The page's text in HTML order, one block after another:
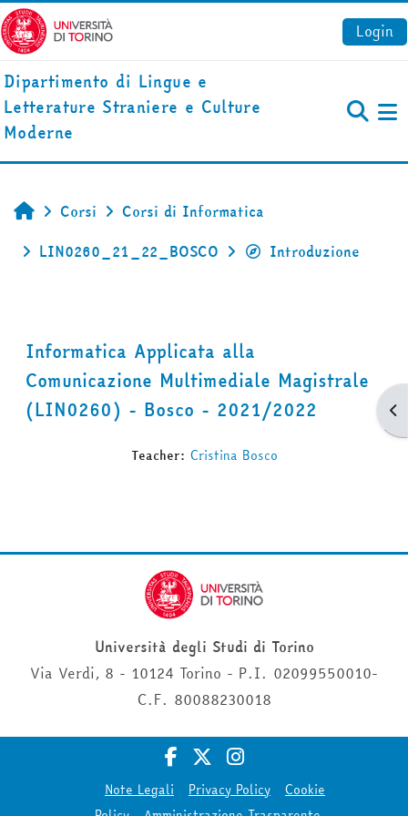
Vai al contenuto principale
Login
Dipartimento di Lingue e
Letterature Straniere e Culture
Moderne
Home
Corsi
Corsi di Informatica
LIN0260_21_22_BOSCO
Introduzione
Informatica Applicata alla
Comunicazione Multimediale Magistrale
(LIN0260) - Bosco - 2021/2022
Teacher: Cristina Bosco
Università degli Studi di Torino
Via Verdi, 8 - 10124 Torino - P.I. 02099550010-
C.F. 80088230018
Note Legali Privacy Policy
Cookie